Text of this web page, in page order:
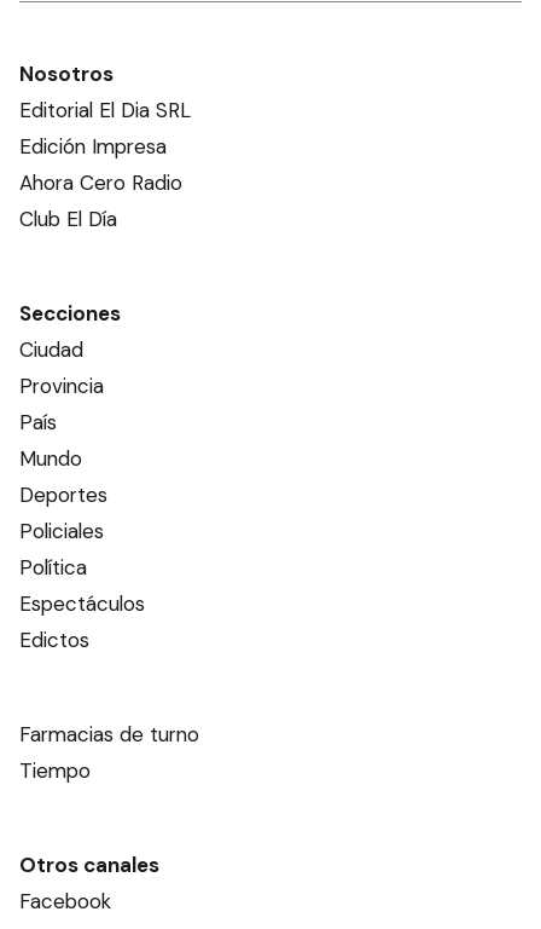
Nosotros
Editorial El Dia SRL
Edición Impresa
Ahora Cero Radio
Club El Día
Secciones
Ciudad
Provincia
País
Mundo
Deportes
Policiales
Política
Espectáculos
Edictos
Farmacias de turno
Tiempo
Otros canales
Facebook